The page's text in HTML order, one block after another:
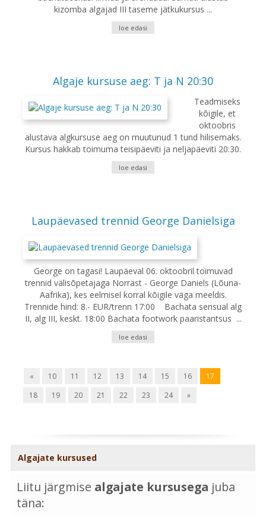
kizomba algajad III taseme jätkukursus ...
loe edasi
Algaje kursuse aeg: T ja N 20:30
Teadmiseks
kõigile, et
oktoobris
alustava algkursuse aeg on muutunud 1 tund hilisemaks.
Kursus hakkab toimuma teisipäeviti ja neljapäeviti 20:30.
loe edasi
Laupäevased trennid George Danielsiga
George on tagasi! Laupäeval 06. oktoobril toimuvad
trennid välisõpetajaga Norrast - George Daniels (Lõuna-
Aafrika), kes eelmisel korral kõigile väga meeldis.
Trennide hind: 8.- EUR/trenn 17:00 Bachata sensual alg
II, alg III, keskt. 18:00 Bachata footwork paaristantsus ...
loe edasi
« 10 11 12 13 14 15 16
17
18
19 20 21 22 23 24 »
Algajate kursused
Liitu järgmise algajate kursusega juba
täna: